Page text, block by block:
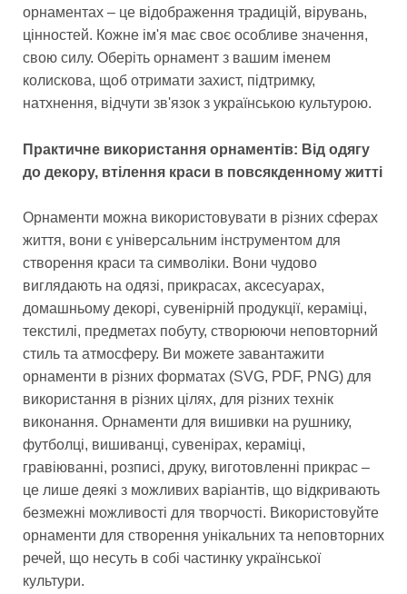
орнаментах – це відображення традицій, вірувань,
цінностей. Кожне ім'я має своє особливе значення,
свою силу. Оберіть орнамент з вашим іменем
колискова, щоб отримати захист, підтримку,
натхнення, відчути зв'язок з українською культурою.
Практичне використання орнаментів: Від одягу
до декору, втілення краси в повсякденному житті
Орнаменти можна використовувати в різних сферах
життя, вони є універсальним інструментом для
створення краси та символіки. Вони чудово
виглядають на одязі, прикрасах, аксесуарах,
домашньому декорі, сувенірній продукції, кераміці,
текстилі, предметах побуту, створюючи неповторний
стиль та атмосферу. Ви можете завантажити
орнаменти в різних форматах (SVG, PDF, PNG) для
використання в різних цілях, для різних технік
виконання. Орнаменти для вишивки на рушнику,
футболці, вишиванці, сувенірах, кераміці,
гравіюванні, розписі, друку, виготовленні прикрас –
це лише деякі з можливих варіантів, що відкривають
безмежні можливості для творчості. Використовуйте
орнаменти для створення унікальних та неповторних
речей, що несуть в собі частинку української
культури.